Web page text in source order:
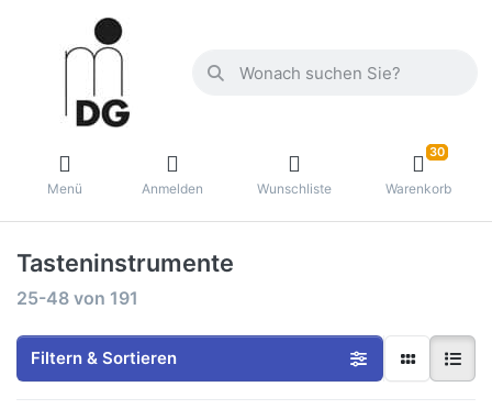
Menü Anmelden Wunschliste
30
Warenkorb
Tasteninstrumente
25-48 von 191
Filtern & Sortieren